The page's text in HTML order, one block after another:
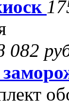
082